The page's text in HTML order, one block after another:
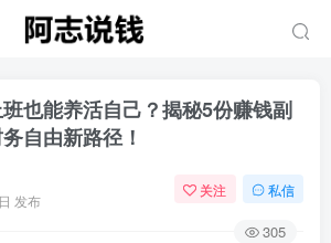
也能养活自己？揭秘5份赚钱副
自由新路径！
发布
关注 私信
305